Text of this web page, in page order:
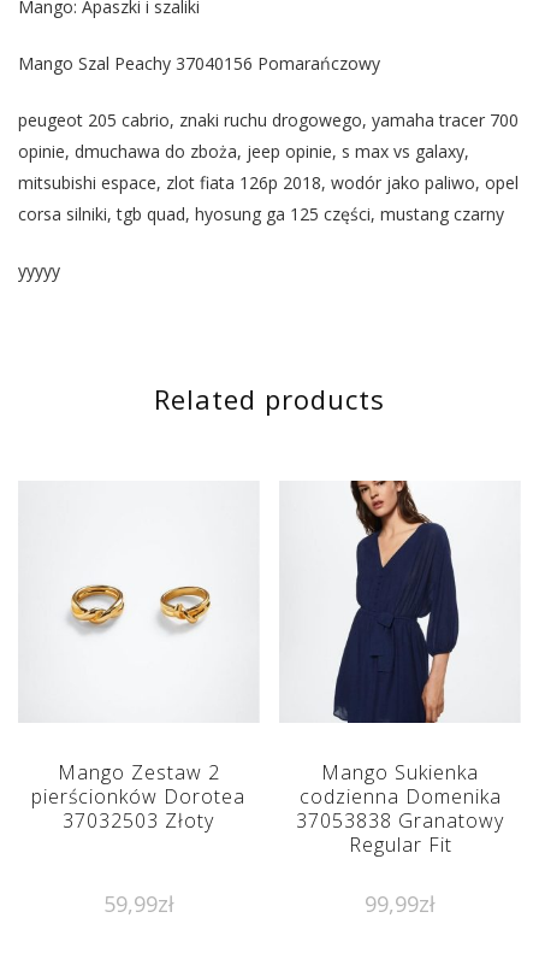
Mango: Apaszki i szaliki
Mango Szal Peachy 37040156 Pomarańczowy
peugeot 205 cabrio, znaki ruchu drogowego, yamaha tracer 700
opinie, dmuchawa do zboża, jeep opinie, s max vs galaxy,
mitsubishi espace, zlot fiata 126p 2018, wodór jako paliwo, opel
corsa silniki, tgb quad, hyosung ga 125 części, mustang czarny
yyyyy
Related products
Mango Zestaw 2
pierścionków Dorotea
37032503 Złoty
59,99zł
Mango Sukienka
codzienna Domenika
37053838 Granatowy
Regular Fit
99,99zł